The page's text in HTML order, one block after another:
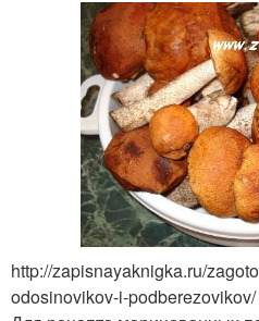
http://zapisnayaknigka.ru/
odosinovikov-i-podberezovikov/